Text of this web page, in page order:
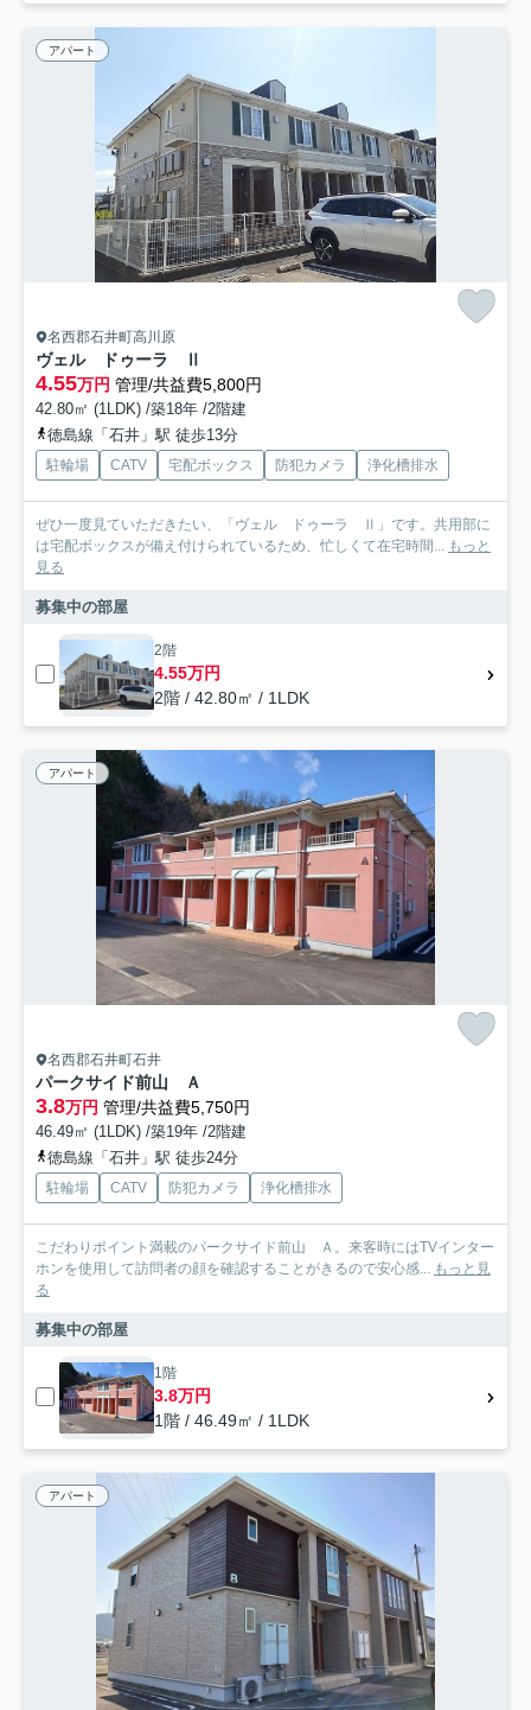
アパート
名西郡石井町高川原
ヴェル ドゥーラ Ⅱ
4.55万円 管理/共益費5,800円
42.80㎡ (1LDK) /築18年 /2階建
徳島線「石井」駅 徒歩13分
駐輪場 CATV 宅配ボックス 防犯カメラ 浄化槽排水
ぜひ一度見ていただきたい、「ヴェル ドゥーラ Ⅱ」です。共用部に
は宅配ボックスが備え付けられているため、忙しくて在宅時間...
もっと
見る
募集中の部屋
2階
4.55万円
2階 / 42.80㎡ / 1LDK
アパート
名西郡石井町石井
パークサイド前山 Ａ
3.8万円 管理/共益費5,750円
46.49㎡ (1LDK) /築19年 /2階建
徳島線「石井」駅 徒歩24分
駐輪場 CATV 防犯カメラ 浄化槽排水
こだわりポイント満載のパークサイド前山 Ａ。来客時にはTVインター
ホンを使用して訪問者の顔を確認することがきるので安心感...
もっと見
る
募集中の部屋
1階
3.8万円
1階 / 46.49㎡ / 1LDK
アパート